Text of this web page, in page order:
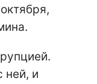
ней, и